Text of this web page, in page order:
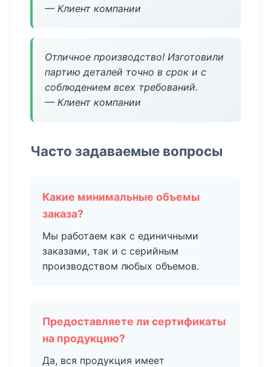
— Клиент компании
Отличное производство! Изготовили
партию деталей точно в срок и с
соблюдением всех требований.
— Клиент компании
Часто задаваемые вопросы
Какие минимальные объемы
заказа?
Мы работаем как с единичными
заказами, так и с серийным
производством любых объемов.
Предоставляете ли сертификаты
на продукцию?
Да, вся продукция имеет